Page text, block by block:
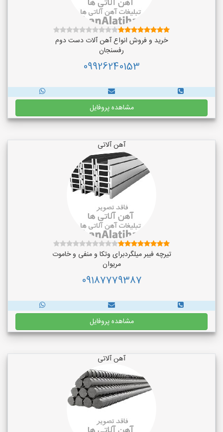
خرید و فروش انواع آهن آلات دست دوم
رفسنجان
09926240153
مشاهده پروفایل
آهن آلاتی
تیرچه فیبر میلگردبرای وتکا و منفی و خاموت
مریوان
09187779387
مشاهده پروفایل
آهن آلاتی